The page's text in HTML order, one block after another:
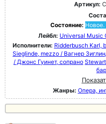
Артикул:
Состояние: Новое.
Лейбл: Universal Music
Исполнители: Ridderbusch Karl,
Sieglinde, mezzo / Вагнер
/ Джонс Гуинет, сопрано
Жанры: Опера,